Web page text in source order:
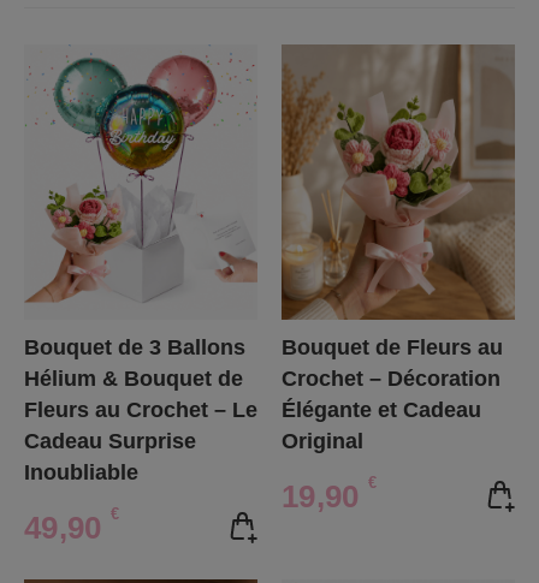
Bouquet de 3 Ballons
Hélium & Bouquet de
Fleurs au Crochet – Le
Cadeau Surprise
Inoubliable
49,90 €
Bouquet de Fleurs au
Crochet – Décoration
Élégante et Cadeau
Original
19,90 €